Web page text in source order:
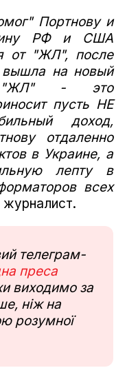
Портнову и
РФ и США
от "ЖЛ", после
на новый
"ЖЛ" - это
пусть НЕ
доход,
отдаленно
в Украине, а
лепту в
всех
телеграм-
преса
виходимо за
ніж на
розумної